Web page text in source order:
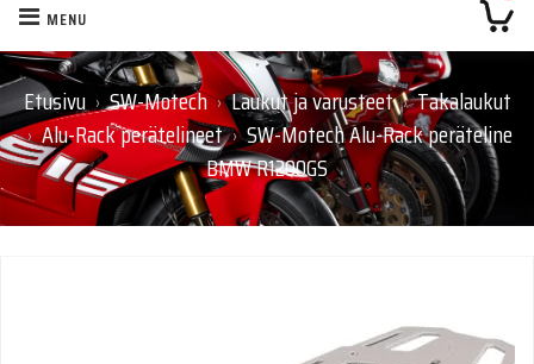
MENU
Etusivu › SW-Motech › Laukut ja varusteet › Takalaukut
› Alu-Rack perätelineet › SW-Motech Alu-Rack peräteline
BMW R1200GS